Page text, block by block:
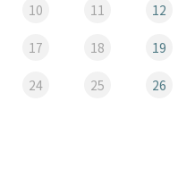
10 11 12
17 18 19
24 25 26